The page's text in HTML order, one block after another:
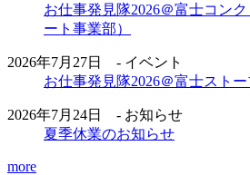
お仕事発見隊2026＠富士コン
ート事業部）
2026年7月27日 - イベント
お仕事発見隊2026＠富士スト
2026年7月24日 - お知らせ
夏季休業のお知らせ
more